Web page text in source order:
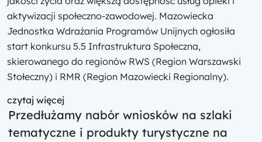
aktywizacji społeczno-zawodowej. Mazowiecka
Jednostka Wdrażania Programów Unijnych ogłosiła
start konkursu 5.5 Infrastruktura Społeczna,
skierowanego do regionów RWS (Region Warszawski
Stołeczny) i RMR (Region Mazowiecki Regionalny).
czytaj więcej
Przedłużamy nabór wniosków na szlaki
tematyczne i produkty turystyczne na